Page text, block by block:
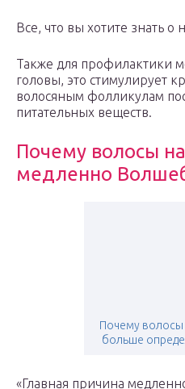
Все, что вы хотите знать
Также для профилактики
головы, это стимулирует
волосяным фолликулам
питательных веществ.
Почему волосы
медленно
Почему волосы
больше
«Главная причина